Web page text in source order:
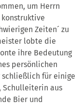
um Herrn
Zeiten´ zu
lobte die
ihre Bedeutung
persönlichen
schließlich für einige
Schulleiterin aus
Bier und